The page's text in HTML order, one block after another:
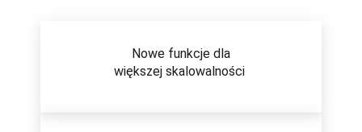
Nowe funkcje dla
większej skalowalności